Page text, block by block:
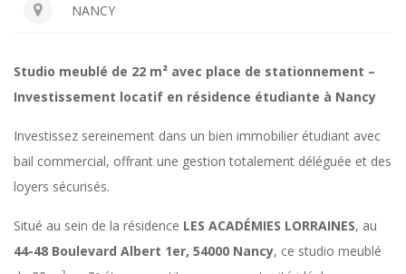
m
²
+
p
a
NANCY
Studio meublé de 22 m² avec place de stationnement –
Investissement locatif en résidence étudiante à Nancy
Investissez sereinement dans un bien immobilier étudiant avec
bail commercial, offrant une gestion totalement déléguée et des
loyers sécurisés.
Situé au sein de la résidence LES ACADÉMIES LORRAINES, au
44-48 Boulevard Albert 1er, 54000 Nancy, ce studio meublé